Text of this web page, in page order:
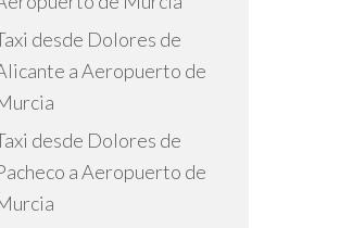
desde Dolores de
a Aeropuerto de
desde Dolores de
a Aeropuerto de